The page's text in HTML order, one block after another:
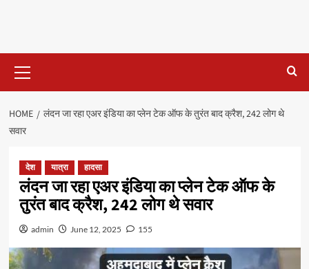
Menu
HOME
लंदन जा रहा एअर इंडिया का प्लेन टेक ऑफ के तुरंत बाद क्रैश, 242 लोग थे
सवार
देश यात्रा हादसा
लंदन जा रहा एअर इंडिया का प्लेन टेक ऑफ के
तुरंत बाद क्रैश, 242 लोग थे सवार
admin June 12, 2025 155